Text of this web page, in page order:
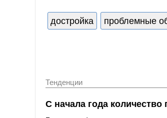
достройка проблемные
Тенденции
С начала года